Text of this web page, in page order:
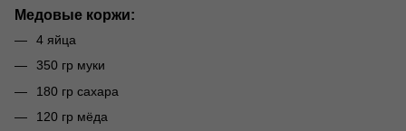
Медовые коржи:
4 яйца
350 гр муки
180 гр сахара
120 гр мёда